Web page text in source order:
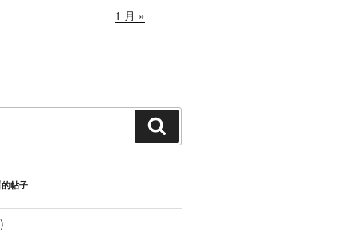
1 月 »
索
帖子